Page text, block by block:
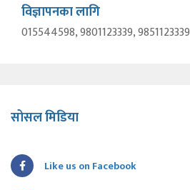
विज्ञापनका लागि
015544598, 9801123339, 9851123339
सोसल मिडिया
Like us on Facebook